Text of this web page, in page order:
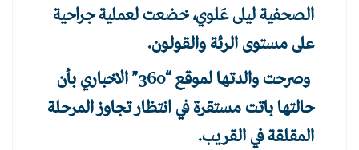
الصحفية ليلى عَلوي، خضعت لعملية جراحية
على مستوى الرئة والقولون.
وصرحت والدتها لموقع “360” الاخباري بأن
حالتها باتت مستقرة في انتظار تجاوز المرحلة
المقلقة في القريب.